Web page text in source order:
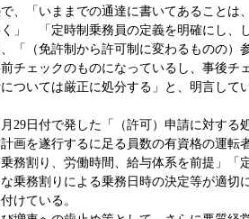
、「いままでの通達に書いてあることは
」 「定時制乗務員の定義を明確にし、
「（免許制から許可制に変わるものの）
チェックのものになっているし、事後チ
ついては厳正に処分する」と、明言して
29日付で発した「（許可）申請に対する
画を遂行するに足る員数の有資格の運転
務割り、労働時間、給与体系を前提」「
乗務割りによる乗務日時の決定等が適切
けている。